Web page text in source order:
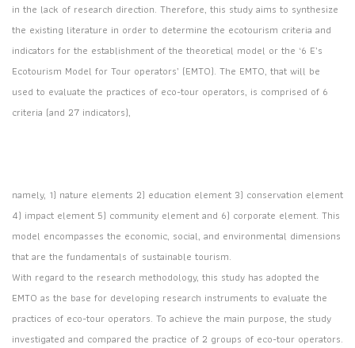
in the lack of research direction. Therefore, this study aims to synthesize
the existing literature in order to determine the ecotourism criteria and
indicators for the establishment of the theoretical model or the ‘6 E’s
Ecotourism Model for Tour operators’ (EMTO). The EMTO, that will be
used to evaluate the practices of eco-tour operators, is comprised of 6
criteria (and 27 indicators),
namely, 1) nature elements 2) education element 3) conservation element
4) impact element 5) community element and 6) corporate element. This
model encompasses the economic, social, and environmental dimensions
that are the fundamentals of sustainable tourism.
With regard to the research methodology, this study has adopted the
EMTO as the base for developing research instruments to evaluate the
practices of eco-tour operators. To achieve the main purpose, the study
investigated and compared the practice of 2 groups of eco-tour operators.